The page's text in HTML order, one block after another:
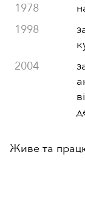
1978
1998
2004
Живе та